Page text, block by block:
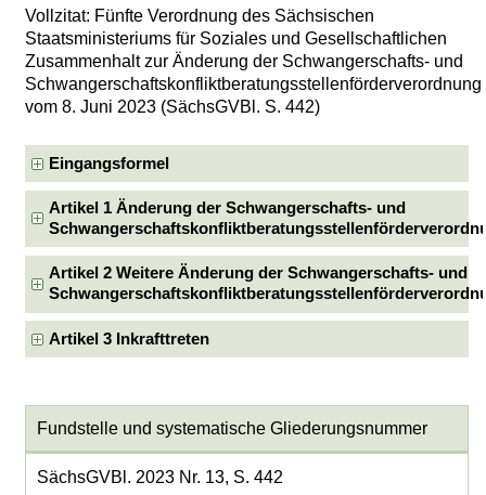
Vollzitat: Fünfte Verordnung des Sächsischen
Staatsministeriums für Soziales und Gesellschaftlichen
Zusammenhalt zur Änderung der Schwangerschafts- und
Schwangerschaftskonfliktberatungsstellenförderverordnung
vom 8. Juni 2023 (SächsGVBl. S. 442)
Eingangsformel
Artikel 1 Änderung der Schwangerschafts- und
Artikel 2 Weitere Änderung der Schwangerschafts- und
Artikel 3 Inkrafttreten
Fundstelle und systematische Gliederungsnummer
SächsGVBl. 2023 Nr. 13, S. 442